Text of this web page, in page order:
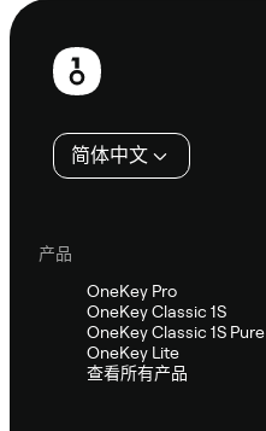
页
简体中文
产品
OneKey Pro
OneKey Classic 1S
OneKey Classic 1S Pure
OneKey Lite
查看所有产品